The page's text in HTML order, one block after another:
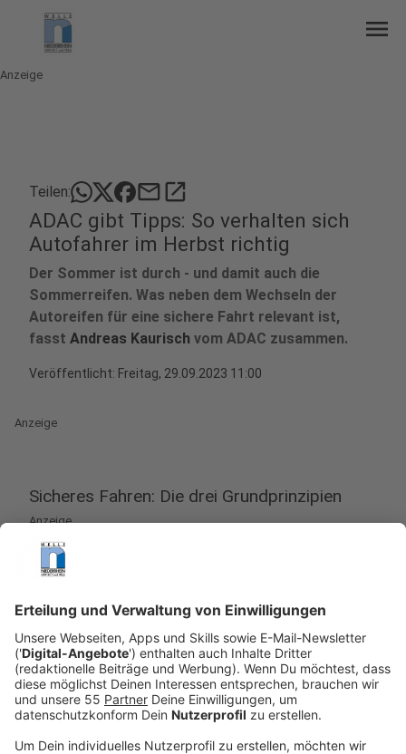
menu
Anzeige
Teilen: mailopen_in_new
ADAC gibt Tipps: So verhalten sich
Autofahrer im Herbst richtig
Der Sommer ist durch - und damit auch die
Sommerreifen. Was neben dem Wechseln der
Autoreifen für eine sichere Fahrt relevant ist,
fasst Andreas Kaurisch vom ADAC zusammen.
Veröffentlicht: Freitag, 29.09.2023 11:00
Anzeige
Sicheres Fahren: Die drei Grundprinzipien
Anzeige
kann sich an den Drei Grundprinzipien
orientieren: Abstand halten, langsamer fahren, Licht
anmachen.
Beim Thema Abstand halten kann sich an der Zwei-
Sekunden-Regel orientiert werden, das heißt: Die